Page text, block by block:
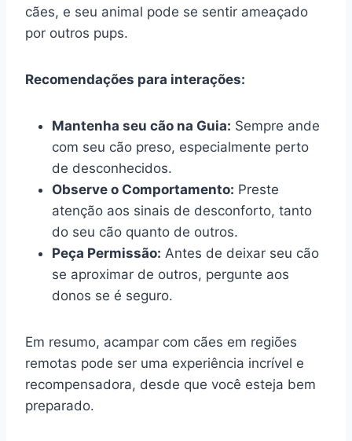
cães, e seu animal pode se sentir ameaçado
por outros pups.
Recomendações para interações:
Mantenha seu cão na Guia: Sempre ande
com seu cão preso, especialmente perto
de desconhecidos.
Observe o Comportamento: Preste
atenção aos sinais de desconforto, tanto
do seu cão quanto de outros.
Peça Permissão: Antes de deixar seu cão
se aproximar de outros, pergunte aos
donos se é seguro.
Em resumo, acampar com cães em regiões
remotas pode ser uma experiência incrível e
recompensadora, desde que você esteja bem
preparado.